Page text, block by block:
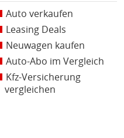
Auto verkaufen
Leasing Deals
Neuwagen kaufen
Auto-Abo im Vergleich
Kfz-Versicherung
vergleichen